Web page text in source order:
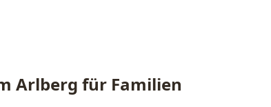
Arlberg für Familien